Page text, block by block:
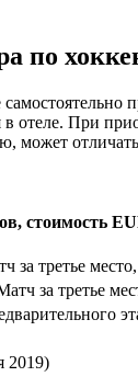
по
При
стоимость
третье
за третье
2019)